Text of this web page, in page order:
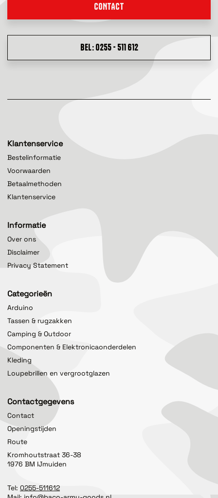
CONTACT
BEL: 0255 - 511 612
Klantenservice
Bestelinformatie
Voorwaarden
Betaalmethoden
Klantenservice
Informatie
Over ons
Disclaimer
Privacy Statement
Categorieën
Arduino
Tassen & rugzakken
Camping & Outdoor
Componenten & Elektronicaonderdelen
Kleding
Loupebrillen en vergrootglazen
Contactgegevens
Contact
Openingstijden
Route
Kromhoutstraat 36-38
1976 BM IJmuiden
Tel: 0255-511612